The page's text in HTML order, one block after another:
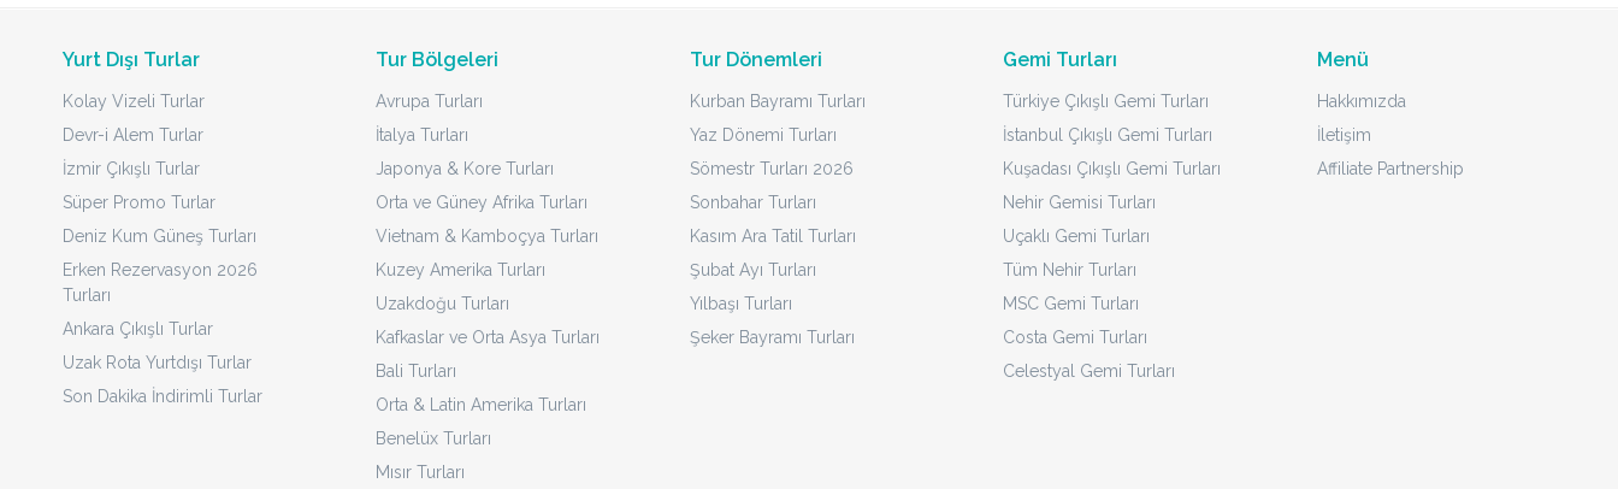
Yurt Dışı Turlar
Kolay Vizeli Turlar
Devr-i Alem Turlar
İzmir Çıkışlı Turlar
Süper Promo Turlar
Deniz Kum Güneş Turları
Erken Rezervasyon 2026
Turları
Ankara Çıkışlı Turlar
Uzak Rota Yurtdışı Turlar
Son Dakika İndirimli Turlar
Tur Bölgeleri
Avrupa Turları
İtalya Turları
Japonya & Kore Turları
Orta ve Güney Afrika Turları
Vietnam & Kamboçya Turları
Kuzey Amerika Turları
Uzakdoğu Turları
Kafkaslar ve Orta Asya Turları
Bali Turları
Orta & Latin Amerika Turları
Benelüx Turları
Mısır Turları
Tur Dönemleri
Kurban Bayramı Turları
Yaz Dönemi Turları
Sömestr Turları 2026
Sonbahar Turları
Kasım Ara Tatil Turları
Şubat Ayı Turları
Yılbaşı Turları
Şeker Bayramı Turları
Gemi Turları
Türkiye Çıkışlı Gemi Turları
İstanbul Çıkışlı Gemi Turları
Kuşadası Çıkışlı Gemi Turları
Nehir Gemisi Turları
Uçaklı Gemi Turları
Tüm Nehir Turları
MSC Gemi Turları
Costa Gemi Turları
Celestyal Gemi Turları
Menü
Hakkımızda
İletişim
Affiliate Partnership